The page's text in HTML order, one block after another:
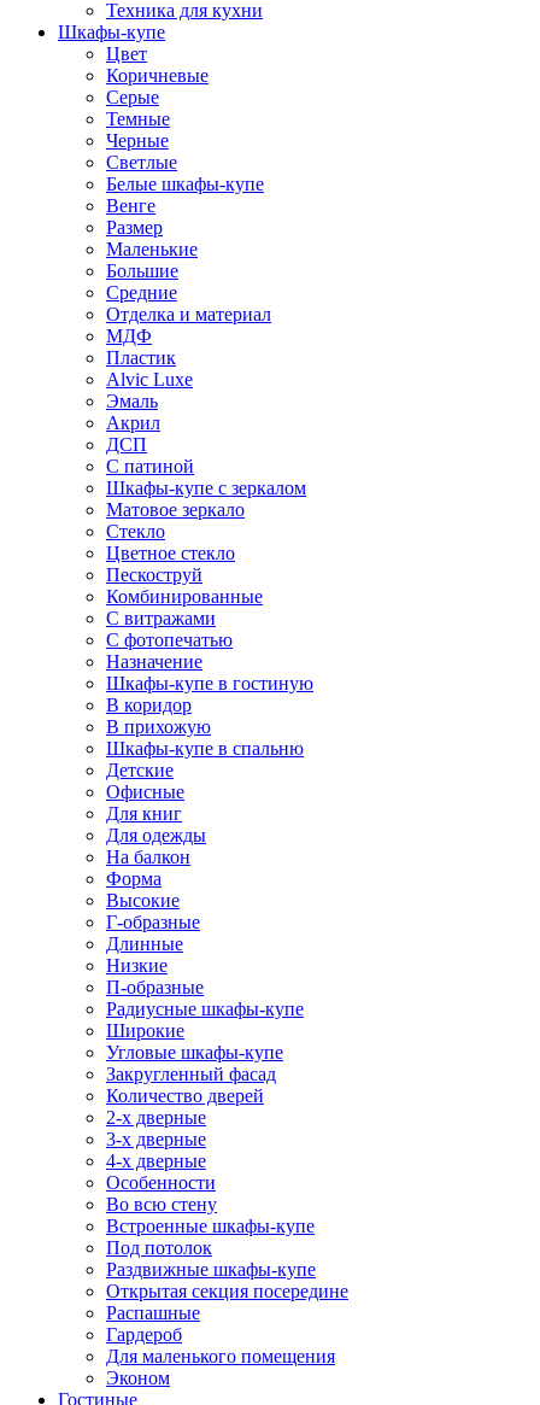
Техника для кухни
Шкафы-купе
Цвет
Коричневые
Серые
Темные
Черные
Светлые
Белые шкафы-купе
Венге
Размер
Маленькие
Большие
Средние
Отделка и материал
МДФ
Пластик
Alvic Luxe
Эмаль
Акрил
ДСП
С патиной
Шкафы-купе с зеркалом
Матовое зеркало
Стекло
Цветное стекло
Пескоструй
Комбинированные
С витражами
С фотопечатью
Назначение
Шкафы-купе в гостиную
В коридор
В прихожую
Шкафы-купе в спальню
Детские
Офисные
Для книг
Для одежды
На балкон
Форма
Высокие
Г-образные
Длинные
Низкие
П-образные
Радиусные шкафы-купе
Широкие
Угловые шкафы-купе
Закругленный фасад
Количество дверей
2-х дверные
3-х дверные
4-х дверные
Особенности
Во всю стену
Встроенные шкафы-купе
Под потолок
Раздвижные шкафы-купе
Открытая секция посередине
Распашные
Гардероб
Для маленького помещения
Эконом
Гостиные